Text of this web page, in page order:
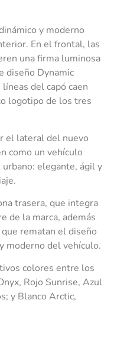
y moderno
En el frontal, las
una firma luminosa
diseño Dynamic
del capó caen
logotipo de los tres
el lateral del nuevo
como un vehículo
elegante, ágil y
trasera, que integra
de la marca, además
rematan el diseño
moderno del vehículo.
colores entre los
Rojo Sunrise, Azul
y Blanco Arctic,